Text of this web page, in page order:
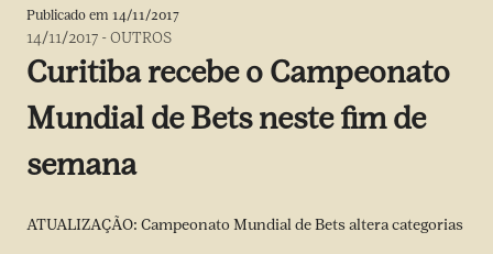
Publicado em 14/11/2017
14/11/2017 -OUTROS
Curitiba recebe o Campeonato
Mundial de Bets neste fim de
semana
ATUALIZAÇÃO: Campeonato Mundial de Bets altera categorias